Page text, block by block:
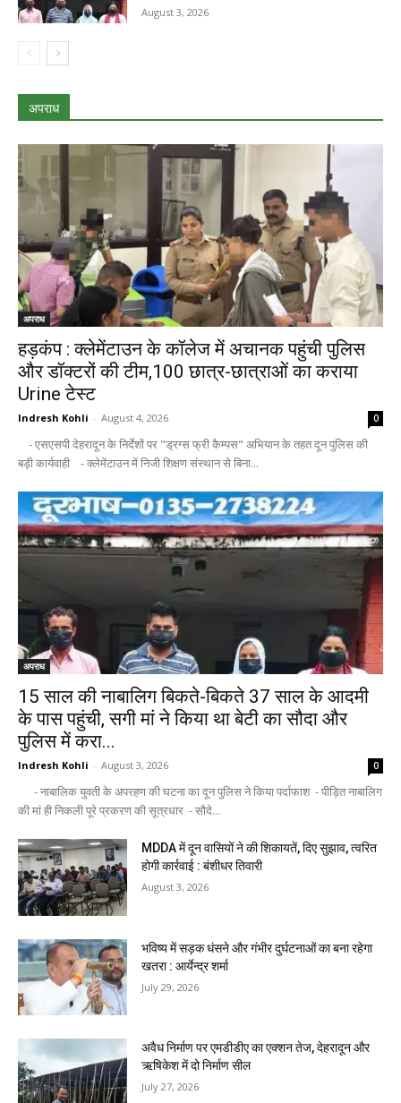
August 3, 2026
अपराध
अपराध
हड़कंप : क्लेमेंटाउन के कॉलेज में अचानक पहुंची पुलिस
और डॉक्टरों की टीम,100 छात्र-छात्राओं का कराया
Urine टेस्ट
Indresh Kohli - August 4, 2026 0
- एसएसपी देहरादून के निर्देशों पर "ड्रग्स फ्री कैम्पस" अभियान के तहत दून पुलिस की
बड़ी कार्यवाही - क्लेमेंटाउन में निजी शिक्षण संस्थान से बिना...
अपराध
15 साल की नाबालिग बिकते-बिकते 37 साल के आदमी
के पास पहुंची, सगी मां ने किया था बेटी का सौदा और
पुलिस में करा...
Indresh Kohli - August 3, 2026 0
- नाबालिक युवती के अपरहण की घटना का दून पुलिस ने किया पर्दाफाश - पीड़ित नाबालिग
की मां ही निकली पूरे प्रकरण की सूत्रधार - सौदे...
MDDA में दून वासियों ने की शिकायतें, दिए सुझाव, त्वरित
होगी कार्रवाई : बंशीधर तिवारी
August 3, 2026
भविष्य में सड़क धंसने और गंभीर दुर्घटनाओं का बना रहेगा
खतरा : आर्येन्द्र शर्मा
July 29, 2026
अवैध निर्माण पर एमडीडीए का एक्शन तेज, देहरादून और
ऋषिकेश में दो निर्माण सील
July 27, 2026